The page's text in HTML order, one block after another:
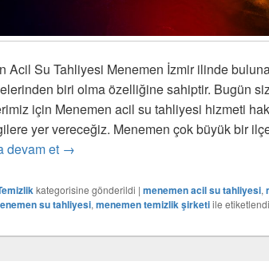
Acil Su Tahliyesi Menemen İzmir ilinde
biri olma özelliğine sahiptir. Bugün
için Menemen acil su tahliyesi hizmeti
yer vereceğiz. Menemen çok büyük bir
devam et Menemen Acil Su Tahliyesi
→
kategorisine gönderildi | menemen acil su tahliyesi,
su tahliyesi, menemen temizlik şirketiile etiketlendi